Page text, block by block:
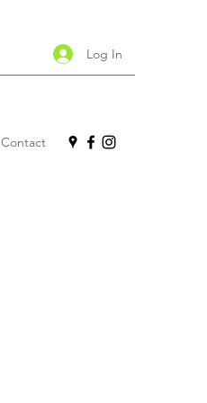
Log In
Contact